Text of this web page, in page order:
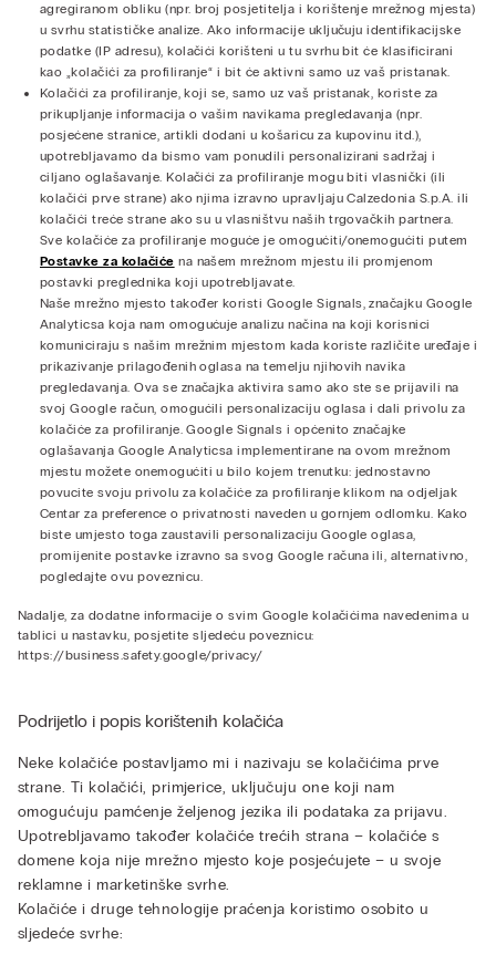
agregiranom obliku (npr. broj posjetitelja i korištenje mrežnog mjesta)
u svrhu statističke analize. Ako informacije uključuju identifikacijske
podatke (IP adresu), kolačići korišteni u tu svrhu bit će klasificirani
kao „kolačići za profiliranje“ i bit će aktivni samo uz vaš pristanak.
Kolačići za profiliranje, koji se, samo uz vaš pristanak, koriste za
prikupljanje informacija o vašim navikama pregledavanja (npr.
posjećene stranice, artikli dodani u košaricu za kupovinu itd.),
upotrebljavamo da bismo vam ponudili personalizirani sadržaj i
ciljano oglašavanje. Kolačići za profiliranje mogu biti vlasnički (ili
kolačići prve strane) ako njima izravno upravljaju Calzedonia S.p.A. ili
kolačići treće strane ako su u vlasništvu naših trgovačkih partnera.
Sve kolačiće za profiliranje moguće je omogućiti/onemogućiti putem
Postavke za kolačiće na našem mrežnom mjestu ili promjenom
postavki preglednika koji upotrebljavate.
Naše mrežno mjesto također koristi Google Signals, značajku Google
Analyticsa koja nam omogućuje analizu načina na koji korisnici
komuniciraju s našim mrežnim mjestom kada koriste različite uređaje i
prikazivanje prilagođenih oglasa na temelju njihovih navika
pregledavanja. Ova se značajka aktivira samo ako ste se prijavili na
svoj Google račun, omogućili personalizaciju oglasa i dali privolu za
kolačiće za profiliranje. Google Signals i općenito značajke
oglašavanja Google Analyticsa implementirane na ovom mrežnom
mjestu možete onemogućiti u bilo kojem trenutku: jednostavno
povucite svoju privolu za kolačiće za profiliranje klikom na odjeljak
Centar za preference o privatnosti naveden u gornjem odlomku. Kako
biste umjesto toga zaustavili personalizaciju Google oglasa,
promijenite postavke izravno sa svog Google računa ili, alternativno,
pogledajte ovupoveznicu.
Nadalje, za dodatne informacije o svim Google kolačićima navedenima u
tablici u nastavku, posjetite sljedeću poveznicu:
https://business.safety.google/privacy/
Podrijetlo i popis korištenih kolačića
Neke kolačiće postavljamo mi i nazivaju se kolačićima prve
strane. Ti kolačići, primjerice, uključuju one koji nam
omogućuju pamćenje željenog jezika ili podataka za prijavu.
Upotrebljavamo također kolačiće trećih strana – kolačiće s
domene koja nije mrežno mjesto koje posjećujete – u svoje
reklamne i marketinške svrhe.
Kolačiće i druge tehnologije praćenja koristimo osobito u
sljedeće svrhe: